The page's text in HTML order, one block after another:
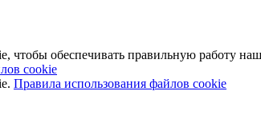
обеспечивать правильную работу
cookie
Правила использования файлов cookie